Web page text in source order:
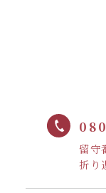
留守
折り